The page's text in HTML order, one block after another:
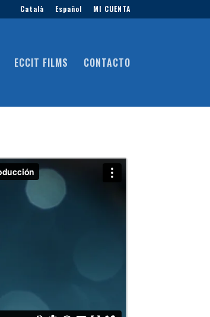
Català Español MI CUENTA
ECCIT FILMS CONTACTO